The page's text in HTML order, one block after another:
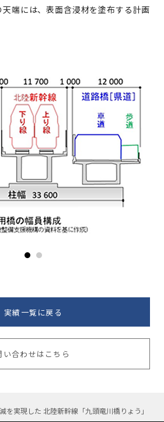
端には、表面含浸材を塗布する計画
実績一覧に戻る
い合わせはこちら
を実現した 北陸新幹線「九頭竜川橋りょう」